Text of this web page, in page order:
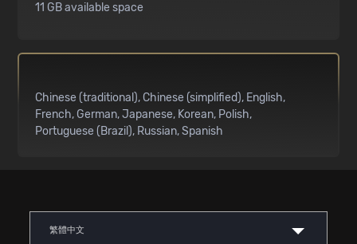
11 GB available space
Chinese (traditional) Chinese (simplified) English
French German Japanese Korean Polish
Portuguese (Brazil) Russian Spanish
繁體中文